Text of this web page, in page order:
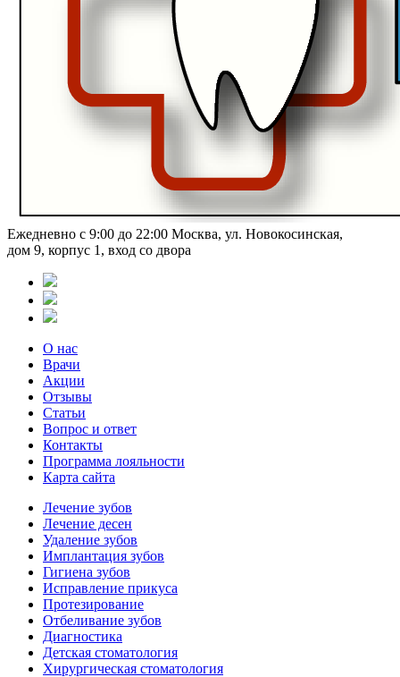
Ежедневно с 9:00 до 22:00 Москва, ул. Новокосинская,
дом 9, корпус 1, вход со двора
О нас
Врачи
Акции
Отзывы
Статьи
Вопрос и ответ
Контакты
Программа лояльности
Карта сайта
Лечение зубов
Лечение десен
Удаление зубов
Имплантация зубов
Гигиена зубов
Исправление прикуса
Протезирование
Отбеливание зубов
Диагностика
Детская стоматология
Хирургическая стоматология